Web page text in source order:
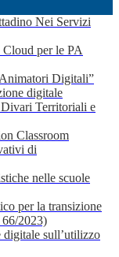
Nei Servizi
per le PA
Digitali”
digitale
Territoriali e
Classroom
di
nelle scuole
per la transizione
2023)
sull’utilizzo